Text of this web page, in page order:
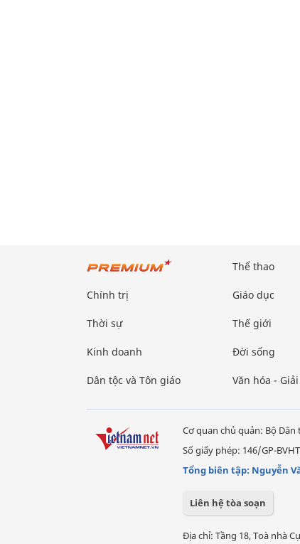
Chính trị
Thời sự
Kinh doanh
Dân tộc và Tôn giáo
Thể thao
Giáo dục
Thế giới
Đời sống
Văn hóa -
Cơ quan chủ quản: Bộ Dân
Số giấy phép: 146/GP-
Tổng biên tập: Nguyễn
Liên hệ tòa soạn
Địa chỉ: Tầng 18, Toà nhà